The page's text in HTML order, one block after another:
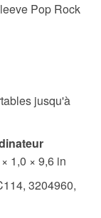
Pop Rock
jusqu'à
1,0 × 9,6 in
3204960,